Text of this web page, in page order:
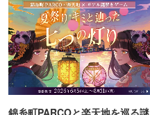
錦糸町PARCOと楽天地を巡る謎